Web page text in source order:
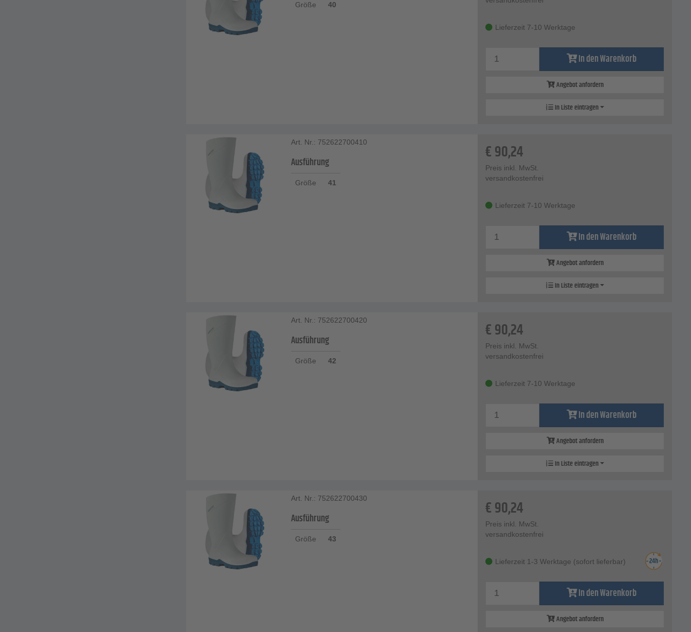
Größe 40
Lieferzeit 7-10 Werktage
In den Warenkorb
Angebot anfordern
In Liste eintragen
Art. Nr.: 752622700410
Ausführung
Größe 41
€90,24
Preis inkl. MwSt.
versandkostenfrei
Lieferzeit 7-10 Werktage
In den Warenkorb
Angebot anfordern
In Liste eintragen
Art. Nr.: 752622700420
Ausführung
Größe 42
€90,24
Preis inkl. MwSt.
versandkostenfrei
Lieferzeit 7-10 Werktage
In den Warenkorb
Angebot anfordern
In Liste eintragen
Art. Nr.: 752622700430
Ausführung
Größe 43
€90,24
Preis inkl. MwSt.
versandkostenfrei
Lieferzeit 1-3 Werktage (sofort lieferbar)
In den Warenkorb
Angebot anfordern